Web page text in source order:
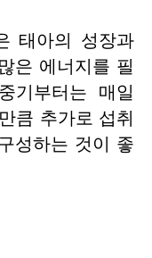
태아의 성장과
은 에너지를 필
기부터는 매일
큼 추가로 섭취
성하는 것이 좋